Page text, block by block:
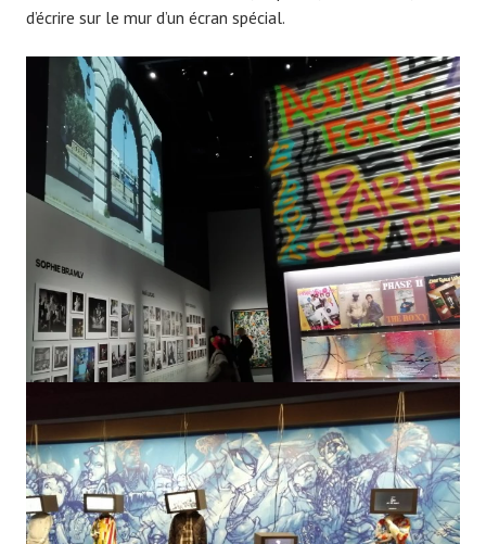
d’écrire sur le mur d’un écran spécial.